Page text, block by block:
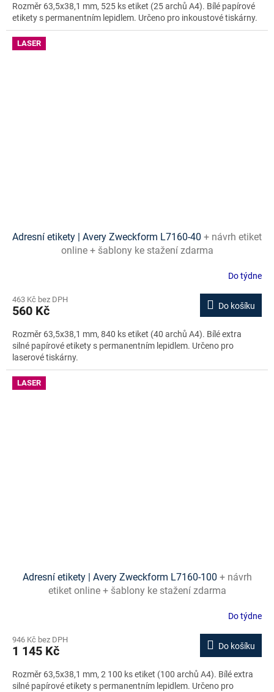
Rozměr 63,5x38,1 mm, 525 ks etiket (25 archů A4). Bílé papírové
etikety s permanentním lepidlem. Určeno pro inkoustové tiskárny.
LASER
Adresní etikety | Avery Zweckform L7160-40 + návrh etiket
online + šablony ke stažení zdarma
Do týdne
463 Kč bez DPH
560 Kč Do košíku
Rozměr 63,5x38,1 mm, 840 ks etiket (40 archů A4). Bílé extra
silné papírové etikety s permanentním lepidlem. Určeno pro
laserové tiskárny.
LASER
Adresní etikety | Avery Zweckform L7160-100 + návrh
etiket online + šablony ke stažení zdarma
Do týdne
946 Kč bez DPH
1 145 Kč Do košíku
Rozměr 63,5x38,1 mm, 2 100 ks etiket (100 archů A4). Bílé extra
silné papírové etikety s permanentním lepidlem. Určeno pro